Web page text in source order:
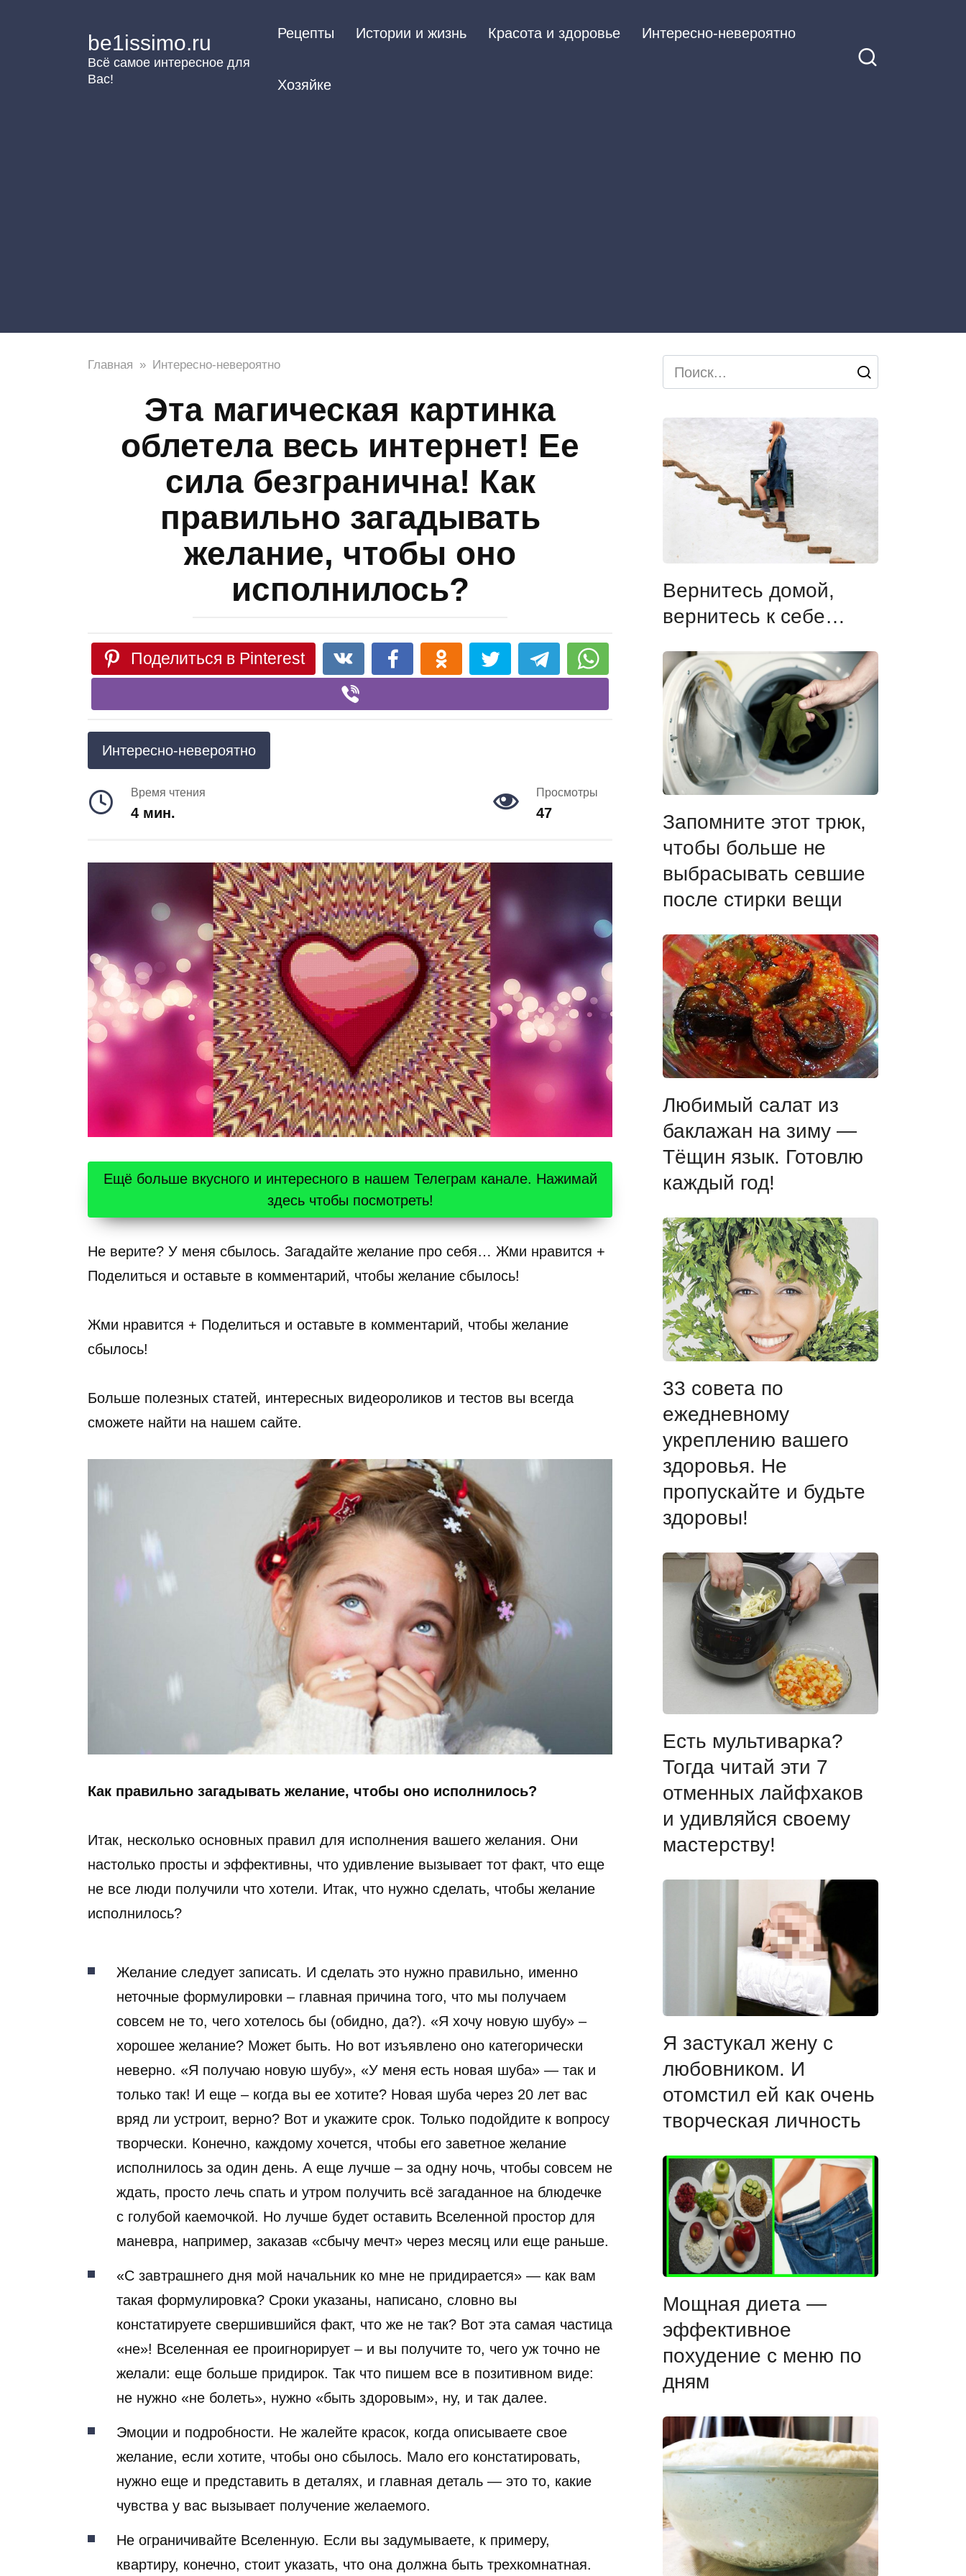
be1issimo.ru
Всё самое интересное для
Вас!
Рецепты Истории и жизнь Красота и здоровье Интересно-невероятно
Хозяйке
Главная » Интересно-невероятно
Эта магическая картинка
облетела весь интернет! Ее
сила безгранична! Как
правильно загадывать
желание, чтобы оно
исполнилось?
Поделиться в Pinterest
Интересно-невероятно
Время чтения
4 мин.
Просмотры
47
Ещё больше вкусного и интересного в нашем Телеграм канале. Нажимай
здесь чтобы посмотреть!
Не верите? У меня сбылось. Загадайте желание про себя… Жми нравится +
Поделиться и оставьте в комментарий, чтобы желание сбылось!
Жми нравится + Поделиться и оставьте в комментарий, чтобы желание
сбылось!
Больше полезных статей, интересных видеороликов и тестов вы всегда
сможете найти на нашем сайте.
Как правильно загадывать желание, чтобы оно исполнилось?
Итак, несколько основных правил для исполнения вашего желания. Они
настолько просты и эффективны, что удивление вызывает тот факт, что еще
не все люди получили что хотели. Итак, что нужно сделать, чтобы желание
исполнилось?
Желание следует записать. И сделать это нужно правильно, именно
неточные формулировки – главная причина того, что мы получаем
совсем не то, чего хотелось бы (обидно, да?). «Я хочу новую шубу» –
хорошее желание? Может быть. Но вот изъявлено оно категорически
неверно. «Я получаю новую шубу», «У меня есть новая шуба» — так и
только так! И еще – когда вы ее хотите? Новая шуба через 20 лет вас
вряд ли устроит, верно? Вот и укажите срок. Только подойдите к вопросу
творчески. Конечно, каждому хочется, чтобы его заветное желание
исполнилось за один день. А еще лучше – за одну ночь, чтобы совсем не
ждать, просто лечь спать и утром получить всё загаданное на блюдечке
с голубой каемочкой. Но лучше будет оставить Вселенной простор для
маневра, например, заказав «сбычу мечт» через месяц или еще раньше.
«С завтрашнего дня мой начальник ко мне не придирается» — как вам
такая формулировка? Сроки указаны, написано, словно вы
констатируете свершившийся факт, что же не так? Вот эта самая частица
«не»! Вселенная ее проигнорирует – и вы получите то, чего уж точно не
желали: еще больше придирок. Так что пишем все в позитивном виде:
не нужно «не болеть», нужно «быть здоровым», ну, и так далее.
Эмоции и подробности. Не жалейте красок, когда описываете свое
желание, если хотите, чтобы оно сбылось. Мало его констатировать,
нужно еще и представить в деталях, и главная деталь — это то, какие
чувства у вас вызывает получение желаемого.
Не ограничивайте Вселенную. Если вы задумываете, к примеру,
квартиру, конечно, стоит указать, что она должна быть трехкомнатная.
Search
for:
Вернитесь домой,
вернитесь к себе…
Запомните этот трюк,
чтобы больше не
выбрасывать севшие
после стирки вещи
Любимый салат из
баклажан на зиму —
Тёщин язык. Готовлю
каждый год!
33 совета по
ежедневному
укреплению вашего
здоровья. Не
пропускайте и будьте
здоровы!
Есть мультиварка?
Тогда читай эти 7
отменных лайфхаков
и удивляйся своему
мастерству!
Я застукал жену с
любовником. И
отомстил ей как очень
творческая личность
Мощная диета —
эффективное
похудение с меню по
дням